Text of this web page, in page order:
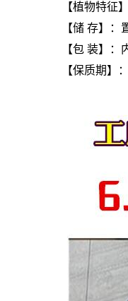
【植物特征】
【储 存】：
【包 装】：
【保质期】